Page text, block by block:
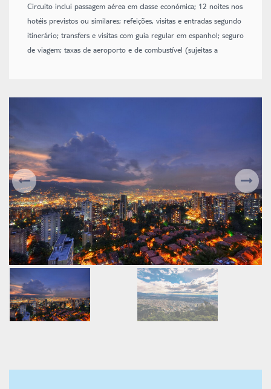
Circuito inclui passagem aérea em classe económica; 12 noites nos
hotéis previstos ou similares; refeições, visitas e entradas segundo
itinerário; transfers e visitas com guia regular em espanhol; seguro
de viagem; taxas de aeroporto e de combustível (sujeitas a